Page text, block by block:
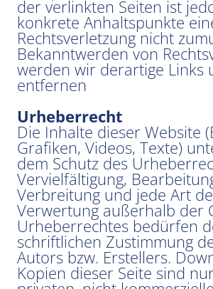
der verlinkten Seiten ist
konkrete Anhaltspunkte
Rechtsverletzung nicht
Bekanntwerden von
werden wir derartige Links
entfernen
Urheberrecht
Die Inhalte dieser Website
Grafiken, Videos, Texte)
dem Schutz des
Vervielfältigung,
Verbreitung und jede Art
Verwertung außerhalb der
Urheberrechtes bedürfen
schriftlichen Zustimmung
Autors bzw. Erstellers.
Kopien dieser Seite sind